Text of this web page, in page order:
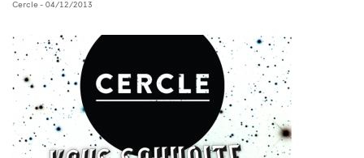
Cercle- 04/12/2013